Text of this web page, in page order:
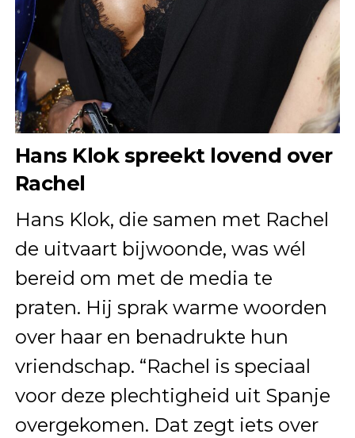
Hans Klok spreekt lovend over
Rachel
Hans Klok, die samen met Rachel
de uitvaart bijwoonde, was wél
bereid om met de media te
praten. Hij sprak warme woorden
over haar en benadrukte hun
vriendschap. “Rachel is speciaal
voor deze plechtigheid uit Spanje
overgekomen. Dat zegt iets over